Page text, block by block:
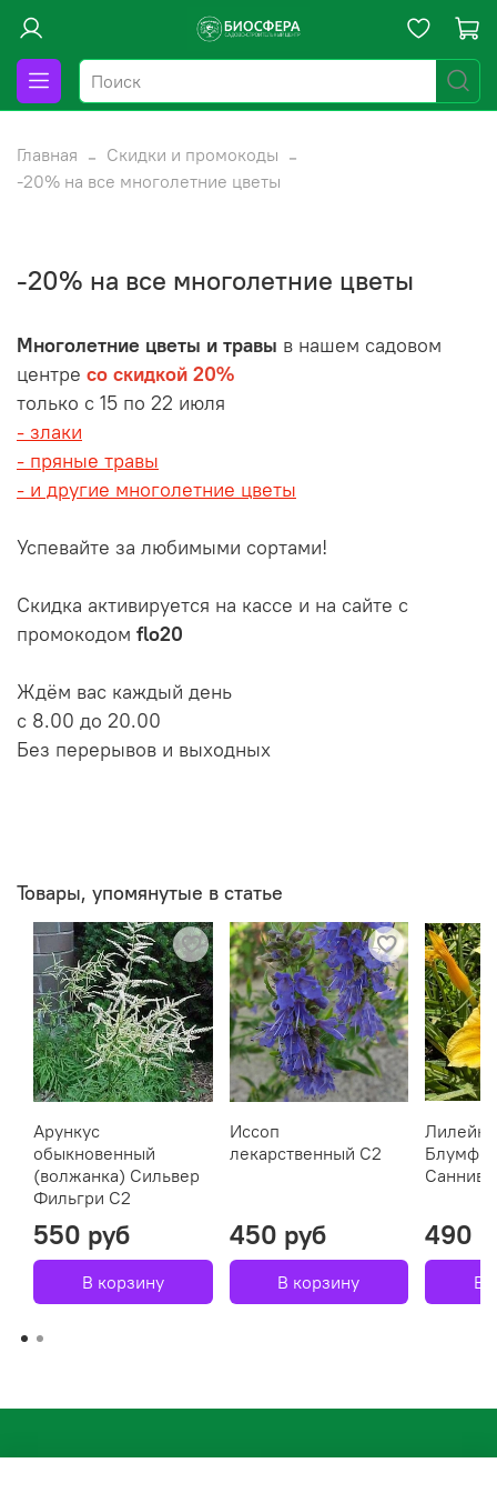
Главная
Скидки и промокоды
-20% на все многолетние цветы
-20% на все многолетние цветы
Многолетние цветы и травы в нашем садовом
центре со скидкой 20%
только с 15 по 22 июля
- злаки
- пряные травы
- и другие многолетние цветы
Успевайте за любимыми сортами!
Скидка активируется на кассе и на сайте с
промокодом flo20
Ждём вас каждый день
с 8.00 до 20.00
Без перерывов и выходных
Товары, упомянутые в статье
Арункус
обыкновенный
(волжанка) Сильвер
Фильгри С2
550 руб
В корзину
Иссоп
лекарственный С2
450 руб
В корзину
490
В